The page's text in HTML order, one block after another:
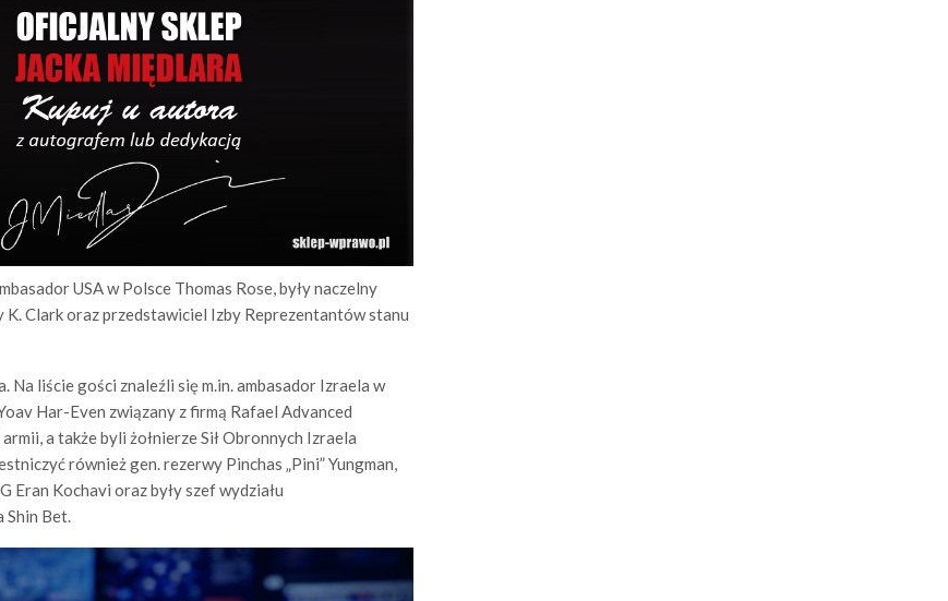
USA w Polsce Thomas Rose, były naczelny
K. Clark oraz przedstawiciel Izby Reprezentantów stanu
Na liście gości znaleźli się m.in. ambasador Izraela w
Har-Even związany z firmą Rafael Advanced
a także byli żołnierze Sił Obronnych Izraela
również gen. rezerwy Pinchas „Pini” Yungman,
Eran Kochavi oraz były szef wydziału
Shin Bet.